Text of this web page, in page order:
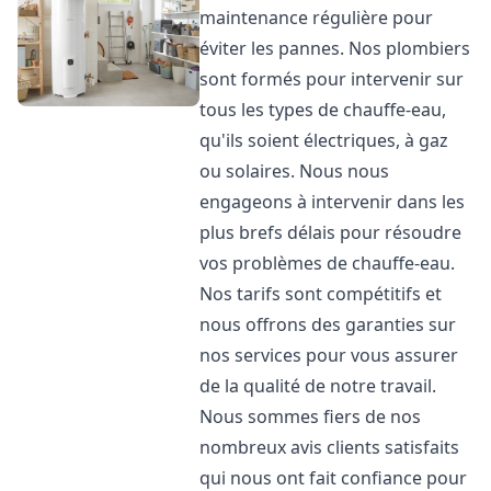
maintenance régulière pour
éviter les pannes. Nos plombiers
sont formés pour intervenir sur
tous les types de chauffe-eau,
qu'ils soient électriques, à gaz
ou solaires. Nous nous
engageons à intervenir dans les
plus brefs délais pour résoudre
vos problèmes de chauffe-eau.
Nos tarifs sont compétitifs et
nous offrons des garanties sur
nos services pour vous assurer
de la qualité de notre travail.
Nous sommes fiers de nos
nombreux avis clients satisfaits
qui nous ont fait confiance pour